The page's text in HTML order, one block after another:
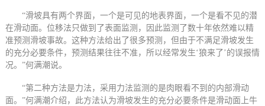
“滑坡具有两个界面，一个是可见的地表界面，一个是看不见的潜
在滑动面。位移法只做到了表面监测，因此监测了数十年依然难以精
准预测滑坡事故。这种方法给出了很多预测，但由于不满足滑坡发生
的充分必要条件，预测结果往往不准，所以经常发生‘狼来了’的误报情
况。”何满潮说。
“第二种方法是力法，采用力法监测的是肉眼看不到的内部滑动
面。”何满潮介绍，此方法认为滑坡发生的充分必要条件是滑动面上牛